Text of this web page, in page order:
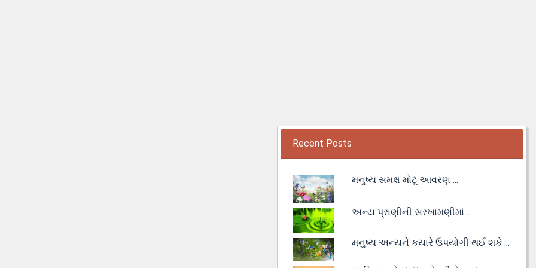
Recent Posts
મનુષ્ય સમક્ષ મોટૂં આવરણ ...
અન્ય પ્રાણીની સરખામણીમાં ...
મનુષ્ય અન્યને કયારે ઉપયોગી થઈ શકે ...